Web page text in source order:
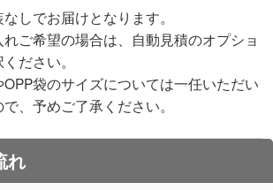
しでお届けとなります。
ご希望の場合は、自動見積のオプショ
ださい。
袋のサイズについては一任いただい
、予めご了承ください。
れ